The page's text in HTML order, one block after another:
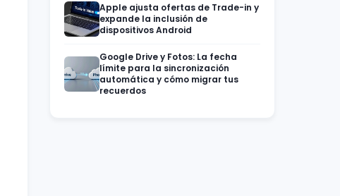
Apple ajusta ofertas de Trade-in y
expande la inclusión de
dispositivos Android
Google Drive y Fotos: La fecha
límite para la sincronización
automática y cómo migrar tus
recuerdos